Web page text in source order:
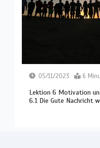
05/11/2023 6
Lektion 6 Motivation
6.1 Die Gute Nachricht